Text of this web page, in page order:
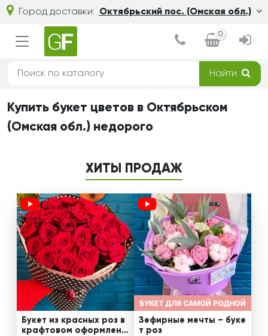
Город доставки: Октябрьский пос. (Омская обл.)
0
Найти
Купить букет цветов в Октябрьском
(Омская обл.) недорого
ХИТЫ ПРОДАЖ
Букет из красных роз в
крафтовом оформлени
Зефирные мечты – буке
т роз